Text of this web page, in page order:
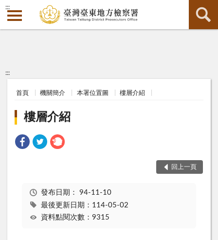
:::
:::
首頁 機關簡介 本署位置圖 樓層介紹
樓層介紹
回上一頁
發布日期： 94-11-10
最後更新日期：114-05-02
資料點閱次數：9315